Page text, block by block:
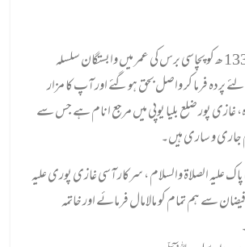
۔2۔جمادی الاولیٰ 1335 ھ کو پچاسی برس کی عمر میں وابستگان سلسلہ
پردہ فرما کر واصل بحق ہوگئے اور آپ کا مزار
غازی پور ضلع بلیا یوپی میں مرجع انام ہے جس سے
جاری و ساری ہیں۔
علیہ الصلاۃ والسلام ، سرکار آسی غازی پوری علیہ
سے ہم تمام کو مالامال فرمائے اور خاتمہ